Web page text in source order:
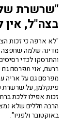
"שרשרת
בצה"ל, אין
"לא ארפה כי זכות
מדינה שלמה שחפצה
ברעם, אני מפרסם גם
מפרסם גם על אריה
פינקלמן, על שרשרת
זכות אפילו ללכת
באוקטובר ולפניו".